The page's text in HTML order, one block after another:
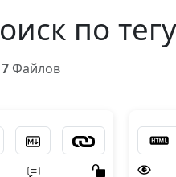
по
7Файлов